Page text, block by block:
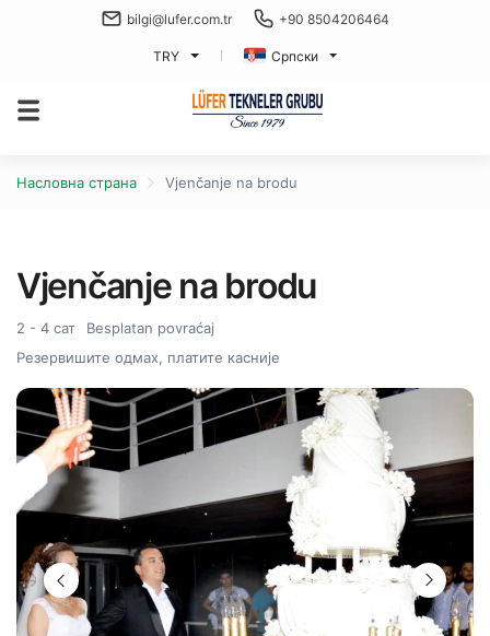
bilgi@lufer.com.tr +90 8504206464
TRY Српски
Насловна страна Vjenčanje na brodu
Vjenčanje na brodu
2 - 4 сат
Besplatan povraćaj
Резервишите одмах, платите касније